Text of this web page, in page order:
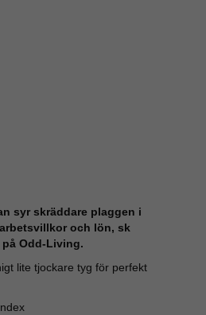
syr skräddare plaggen i
och lön, sk
Odd-Living.
lite tjockare tyg för perfekt